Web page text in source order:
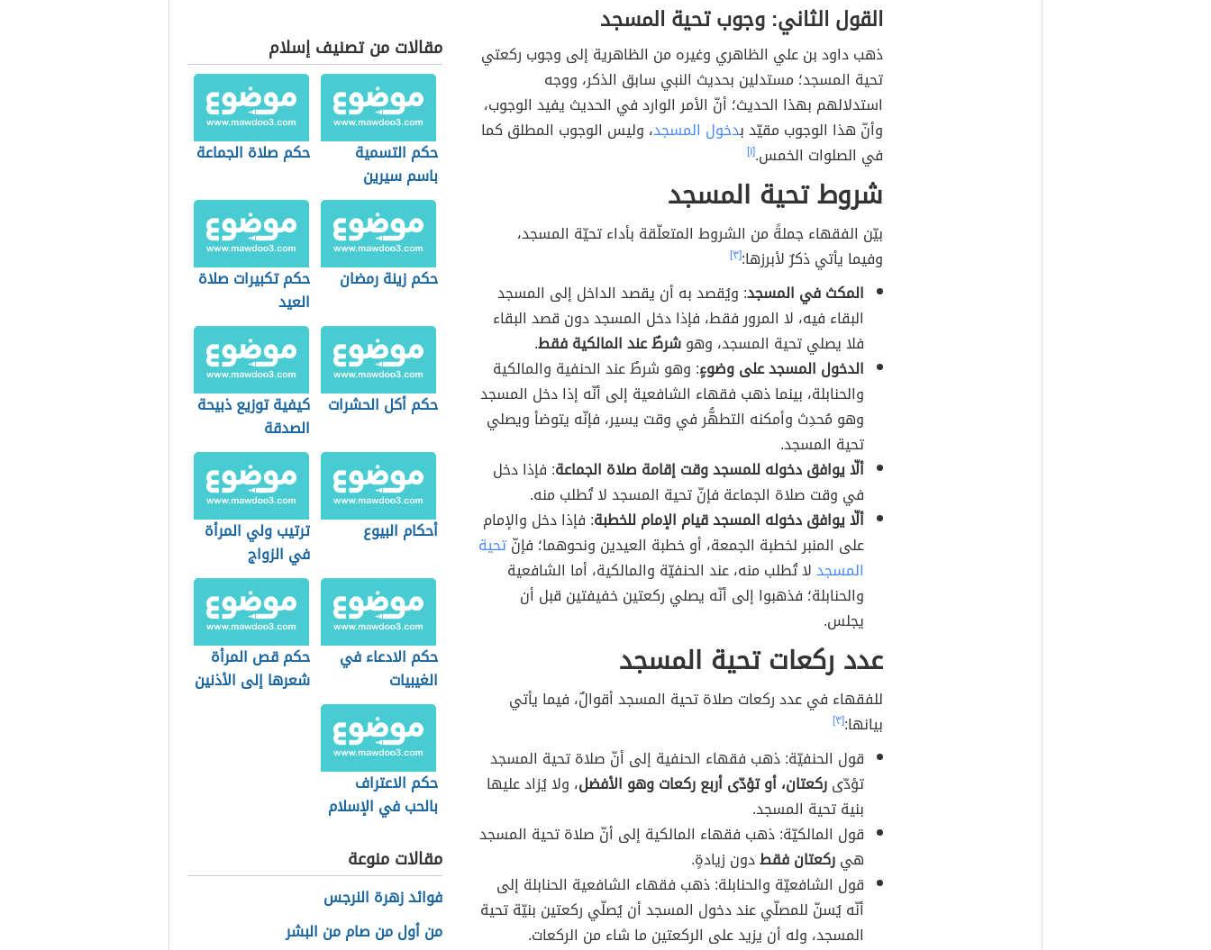
القول الثاني: وجوب تحية المسجد
ذهب داود بن علي الظاهري وغيره من الظاهرية إلى وجوب ركعتي
تحية المسجد؛ مستدلين بحديث النبي سابق الذكر، ووجه
استدلالهم بهذا الحديث؛ أنّ الأمر الوارد في الحديث يفيد الوجوب،
وأنّ هذا الوجوب مقيّد بدخول المسجد، وليس الوجوب المطلق كما
في الصلوات الخمس.[١]
شروط تحية المسجد
بيّن الفقهاء جملةً من الشروط المتعلّقة بأداء تحيّة المسجد،
وفيما يأتي ذكرٌ لأبرزها:[٣]
المكث في المسجد: ويُقصد به أن يقصد الداخل إلى المسجد
البقاء فيه، لا المرور فقط، فإذا دخل المسجد دون قصد البقاء
فلا يصلي تحية المسجد، وهوشرطٌ عند المالكية فقط.
الدخول المسجد على وضوءٍ: وهو شرطٌ عند الحنفية والمالكية
والحنابلة، بينما ذهب فقهاء الشافعية إلى أنّه إذا دخل المسجد
وهو مُحدِث وأمكنه التطهُّر في وقت يسير، فإنّه يتوضأ ويصلي
تحية المسجد.
ألّا يوافق دخوله للمسجد وقت إقامة صلاة الجماعة: فإذا دخل
في وقت صلاة الجماعة فإنّ تحية المسجد لا تُطلب منه.
ألّا يوافق دخوله المسجد قيام الإمام للخطبة: فإذا دخل والإمام
على المنبر لخطبة الجمعة، أو خطبة العيدين ونحوهما؛ فإنّتحية
المسجدلا تُطلب منه، عند الحنفيّة والمالكية، أما الشافعية
والحنابلة؛ فذهبوا إلى أنّه يصلي ركعتين خفيفتين قبل أن
يجلس.
عدد ركعات تحية المسجد
للفقهاء في عدد ركعات صلاة تحية المسجد أقوالٌ، فيما يأتي
بيانها:[٣]
قول الحنفيّة: ذهب فقهاء الحنفية إلى أنّ صلاة تحية المسجد
تؤدّىركعتان، أو تؤدّى أربع ركعات وهو الأفضل، ولا يُزاد عليها
بنية تحية المسجد.
قول المالكيّة: ذهب فقهاء المالكية إلى أنّ صلاة تحية المسجد
هيركعتان فقطدون زيادةٍ.
قول الشافعيّة والحنابلة: ذهب فقهاء الشافعية الحنابلة إلى
أنّه يُسنّ للمصلّي عند دخول المسجد أن يُصلّي ركعتين بنيّة تحية
المسجد، وله أن يزيد على الركعتين ما شاء من الركعات.
مقالات من تصنيف إسلام
حكم التسمية
باسم سيرين
حكم صلاة الجماعة
حكم زينة رمضان
حكم تكبيرات صلاة
العيد
حكم أكل الحشرات
كيفية توزيع ذبيحة
الصدقة
أحكام البيوع
ترتيب ولي المرأة
في الزواج
حكم الادعاء في
الغيبيات
حكم قص المرأة
شعرها إلى الأذنين
حكم الاعتراف
بالحب في الإسلام
مقالات منوعة
فوائد زهرة النرجس
من أول من صام من البشر